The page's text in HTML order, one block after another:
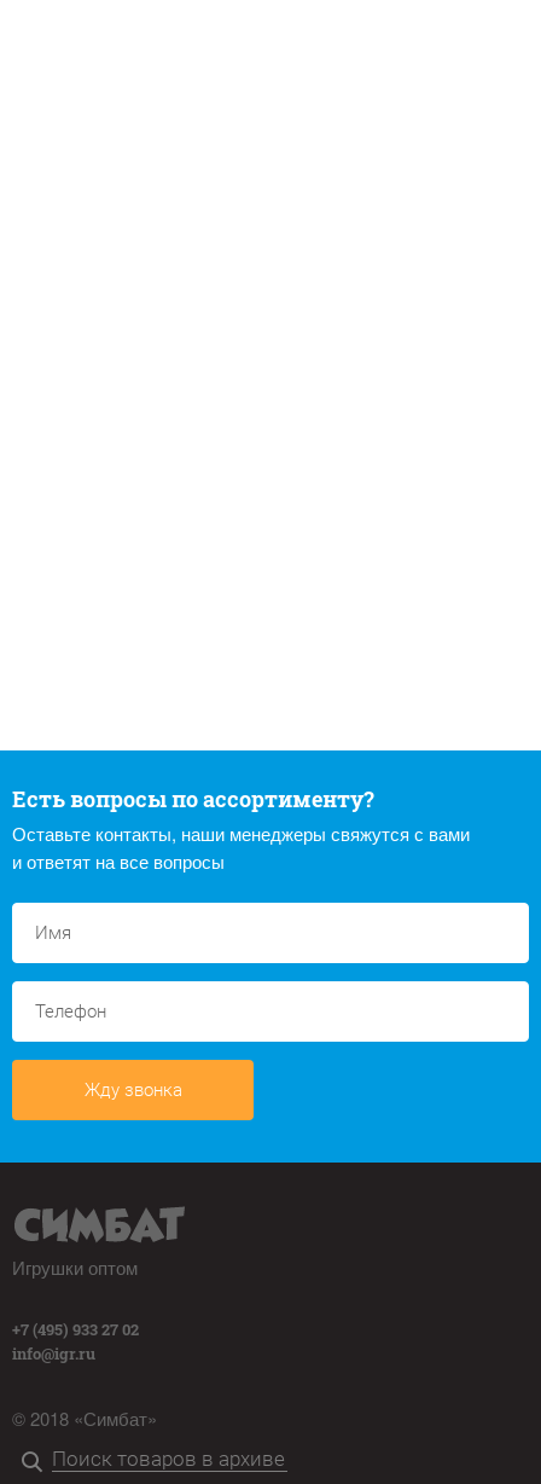
Есть вопросы по ассортименту?
Оставьте контакты, наши менеджеры свяжутся с вами
и ответят на все вопросы
Жду звонка
Игрушки оптом
+7 (495) 933 27 02
info@igr.ru
© 2018 «Симбат»